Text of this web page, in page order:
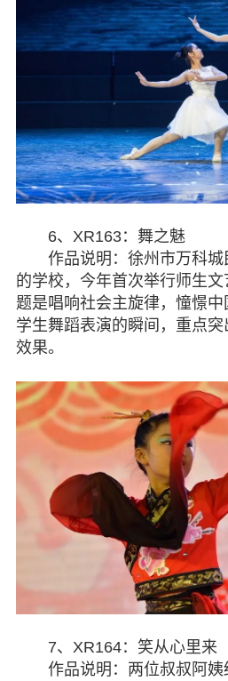
6、XR163：舞之魅
作品说明：徐州市万科城
的学校，今年首次举行师生
题是唱响社会主旋律，憧憬
学生舞蹈表演的瞬间，重点
效果。
7、XR164：笑从心里来
作品说明：两位叔叔阿姨